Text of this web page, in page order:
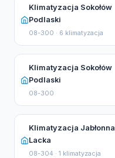
Klimatyzacja Sokołów
Podlaski
08-300 · 6 klimatyzacja
Klimatyzacja Sokołów
Podlaski
08-300
Klimatyzacja Jabłonna
Lacka
08-304 · 1 klimatyzacja